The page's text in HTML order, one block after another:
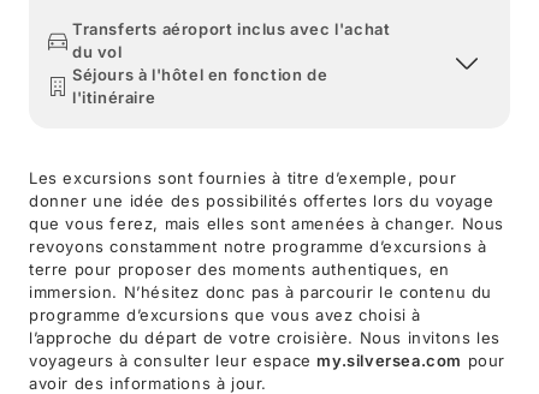
Transferts aéroport inclus avec l'achat
du vol
Séjours à l'hôtel en fonction de
l'itinéraire
Les excursions sont fournies à titre d’exemple, pour
donner une idée des possibilités offertes lors du voyage
que vous ferez, mais elles sont amenées à changer. Nous
revoyons constamment notre programme d’excursions à
terre pour proposer des moments authentiques, en
immersion. N’hésitez donc pas à parcourir le contenu du
programme d’excursions que vous avez choisi à
l’approche du départ de votre croisière. Nous invitons les
voyageurs à consulter leur espacemy.silversea.com pour
avoir des informations à jour.